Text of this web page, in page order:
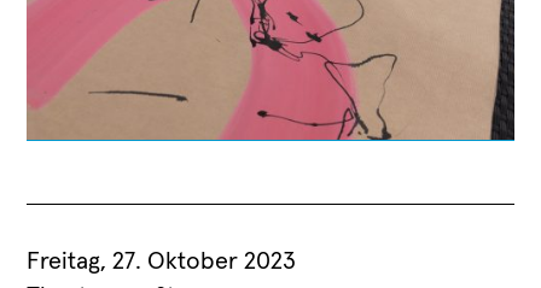
Freitag, 27. Oktober 2023